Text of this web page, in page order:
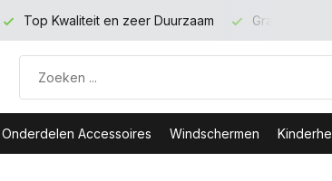
Gratis verzending binnen NL vanaf 100 euro
Onderdelen Accessoires Windschermen